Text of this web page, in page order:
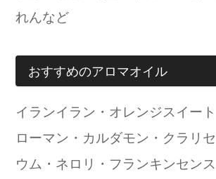
れんなど
おすすめのアロマオイル
イランイラン・オレンジスイー
ローマン・カルダモン・クラリ
ウム・ネロリ・フランキンセン